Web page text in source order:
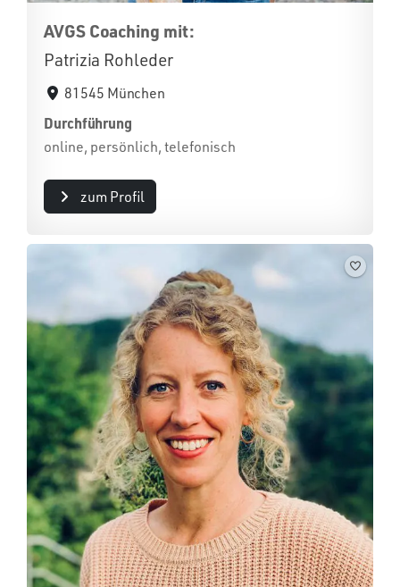
AVGS Coaching mit:
Patrizia Rohleder
81545 München
Durchführung
online, persönlich, telefonisch
zum Profil